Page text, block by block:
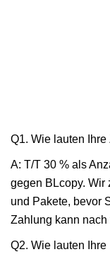
Q1. Wie lauten
A: T/T 30 % als
gegen BLcopy. Wir
und Pakete, bevor
Zahlung kann
Q2. Wie lauten